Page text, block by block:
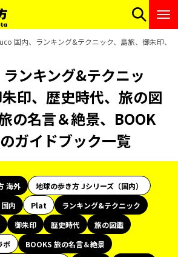
国内、ランキング&テクニック、島旅、御朱印、
ンキング&テクニッ
印、歴史時代、旅の図
の名言＆絶景、BOOK
ガイドブック一覧
海外
地球の歩き方 Jシリーズ（国内）
内 Plat
ランキング&テクニック
御朱印 歴史時代
旅の図鑑
ボ
BOOKS 旅の名言＆絶景